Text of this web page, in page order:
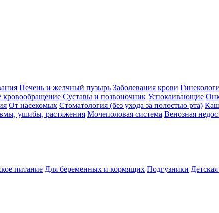
Печень и желчный пузырь Заболевания крови
кровообращение Суставы и позвоночник Успокаивающие
От насекомых Стоматология (без ухода за полостью рта)
ушибы, растяжения Мочеполовая система Венозная
питание Для беременных и кормящих Подгузники